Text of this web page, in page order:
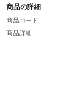
商品の詳細
商品コード
商品詳細